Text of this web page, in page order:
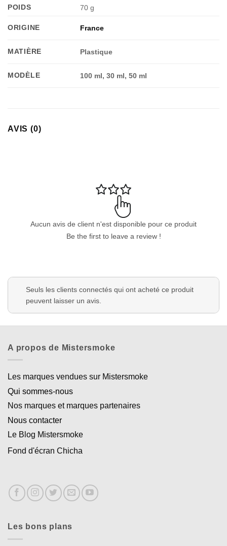
POIDS 70 g
ORIGINE France
MATIÈRE Plastique
MODÈLE 100 ml, 30 ml, 50 ml
AVIS (0)
Aucun avis de client n'est disponible pour ce produit
Be the first to leave a review !
Seuls les clients connectés qui ont acheté ce produit
peuvent laisser un avis.
A propos de Mistersmoke
Les marques vendues sur Mistersmoke
Qui sommes-nous
Nos marques et marques partenaires
Nous contacter
Le Blog Mistersmoke
Fond d'écran Chicha
Les bons plans